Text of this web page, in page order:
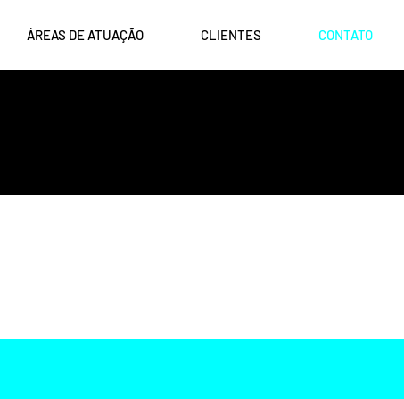
ÁREAS DE ATUAÇÃO CLIENTES CONTATO